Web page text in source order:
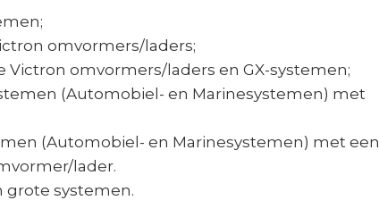
omvormers/laders;
Victron omvormers/laders en GX-systemen;
(Automobiel- en Marinesystemen) met
(Automobiel- en Marinesystemen) met een
lader.
grote systemen.